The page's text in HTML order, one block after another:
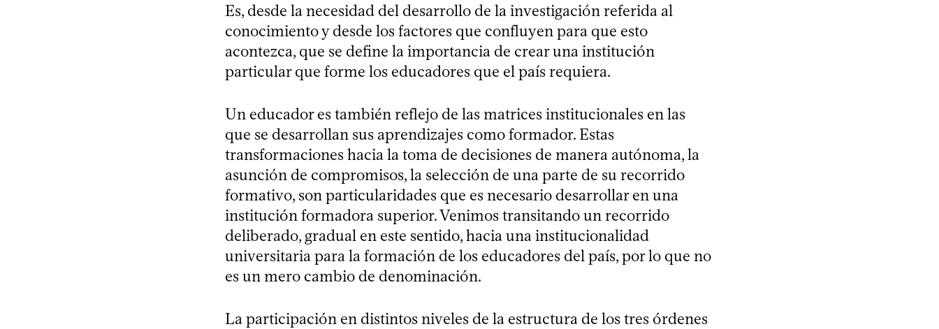
Es, desde la necesidad del desarrollo de la investigación referida al
conocimiento y desde los factores que confluyen para que esto
acontezca, que se define la importancia de crear una institución
particular que forme los educadores que el país requiera.
Un educador es también reflejo de las matrices institucionales en las
que se desarrollan sus aprendizajes como formador. Estas
transformaciones hacia la toma de decisiones de manera autónoma, la
asunción de compromisos, la selección de una parte de su recorrido
formativo, son particularidades que es necesario desarrollar en una
institución formadora superior. Venimos transitando un recorrido
deliberado, gradual en este sentido, hacia una institucionalidad
universitaria para la formación de los educadores del país, por lo que no
es un mero cambio de denominación.
La participación en distintos niveles de la estructura de los tres órdenes